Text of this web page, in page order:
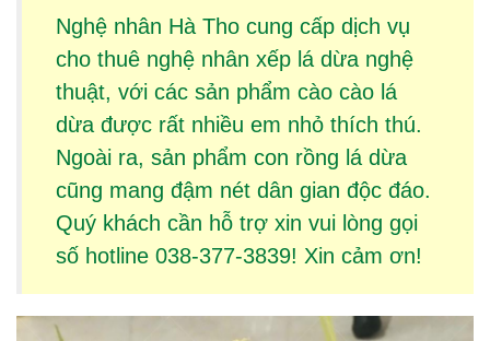
Nghệ nhân Hà Tho cung cấp dịch vụ
cho thuê nghệ nhân xếp lá dừanghệ
thuật, với các sản phẩm cào cào lá
dừađược rất nhiều em nhỏ thích thú.
Ngoài ra, sản phẩm con rồng lá dừa
cũng mang đậm nét dân gian độc đáo.
Quý khách cần hỗ trợ xin vui lòng gọi
số hotline 038-377-3839! Xin cảm ơn!